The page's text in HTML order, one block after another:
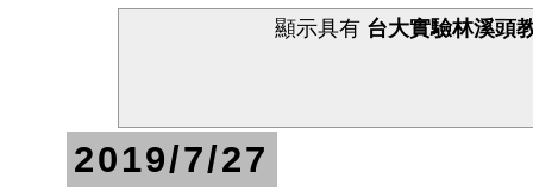
顯示具有 台大實驗林溪頭
2019/7/27